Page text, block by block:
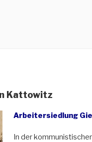
Kattowitz
Arbeitersiedlung
In der